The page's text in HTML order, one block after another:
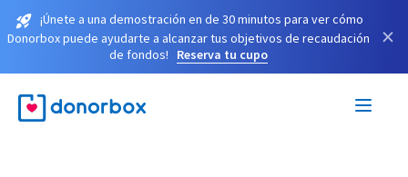
¡Únete a una demostración en de 30 minutos para ver cómo
Donorbox puede ayudarte a alcanzar tus objetivos de recaudación
de fondos!
Reserva tu cupo
×